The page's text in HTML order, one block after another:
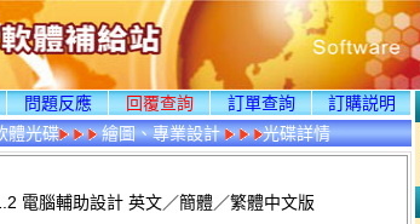
問題反應 回覆查詢 訂單查詢
訂購説明
體光碟 繪圖、專業設計 光碟詳情
電腦輔助設計 英文／簡體／繁體中文版